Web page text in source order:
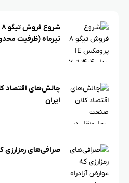
تیرماه (ظرفیت محدود)
چالش‌های اقتصاد
ایران
صرافی‌های رمزارزی که